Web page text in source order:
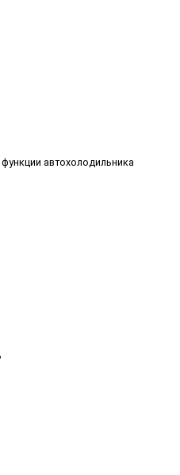
автохолодильника